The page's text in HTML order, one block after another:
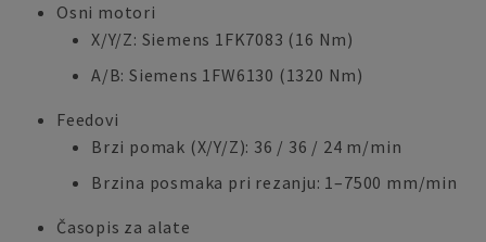
Osni motori
X/Y/Z: Siemens 1FK7083 (16 Nm)
A/B: Siemens 1FW6130 (1320 Nm)
Feedovi
Brzi pomak (X/Y/Z): 36 / 36 / 24 m/min
Brzina posmaka pri rezanju: 1–7500 mm/min
Časopis za alate